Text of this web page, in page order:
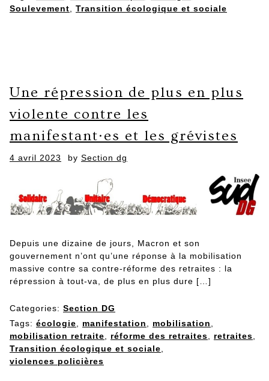
Soulevement
Transition écologique et sociale
Une répression de plus en plus
violente contre les
manifestant·es et les grévistes
Posted
4 avril 2023 by Section dg
Depuis une dizaine de jours, Macron et son
gouvernement n’ont qu’une réponse à la mobilisation
massive contre sa contre-réforme des retraites : la
répression à tout-va, de plus en plus dure […]
Categories: Section DG
Tags: écologie manifestation mobilisation
mobilisation retraite
réforme des retraites retraites
Transition écologique et sociale
violences policières